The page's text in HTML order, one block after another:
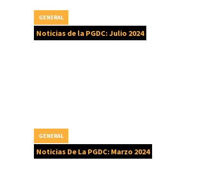
Noticias de la PGDC: Julio 2024
GENERAL
Noticias De La PGDC: Marzo 2024
GENERAL